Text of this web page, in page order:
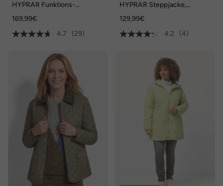
HYPRAR Funktions-
Teddyfleece
169,99€
4.7
(29)
HYPRAR Steppjacke,
129,99€
4.2
(4)